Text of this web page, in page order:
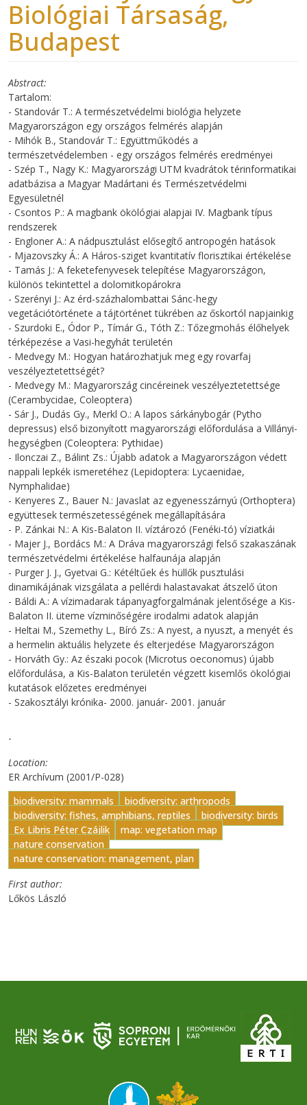
Biológiai Társaság,
Budapest
Abstract
Tartalom:
- Standovár T.: A természetvédelmi biológia helyzete
Magyarországon egy országos felmérés alapján
- Mihók B., Standovár T.: Együttműködés a
természetvédelemben - egy országos felmérés eredményei
- Szép T., Nagy K.: Magyarországi UTM kvadrátok térinformatikai
adatbázisa a Magyar Madártani és Természetvédelmi
Egyesületnél
- Csontos P.: A magbank ökölógiai alapjai IV. Magbank típus
rendszerek
- Engloner A.: A nádpusztulást elősegítő antropogén hatások
- Mjazovszky Á.: A Háros-sziget kvantitatív florisztikai értékelése
- Tamás J.: A feketefenyvesek telepítése Magyarországon,
különös tekintettel a dolomitkopárokra
- Szerényi J.: Az érd-százhalombattai Sánc-hegy
vegetációtörténete a tájtörténet tükrében az őskortól napjainkig
- Szurdoki E., Ódor P., Tímár G., Tóth Z.: Tőzegmohás élőhelyek
térképezése a Vasi-hegyhát területén
- Medvegy M.: Hogyan határozhatjuk meg egy rovarfaj
veszélyeztetettségét?
- Medvegy M.: Magyarország cincéreinek veszélyeztetettsége
(Cerambycidae, Coleoptera)
- Sár J., Dudás Gy., Merkl O.: A lapos sárkánybogár (Pytho
depressus) első bizonyított magyarországi előfordulása a Villányi-
hegységben (Coleoptera: Pythidae)
- Ilonczai Z., Bálint Zs.: Újabb adatok a Magyarországon védett
nappali lepkék ismeretéhez (Lepidoptera: Lycaenidae,
Nymphalidae)
- Kenyeres Z., Bauer N.: Javaslat az egyenesszárnyú (Orthoptera)
együttesek természetességének megállapítására
- P. Zánkai N.: A Kis-Balaton II. víztározó (Fenéki-tó) víziatkái
- Majer J., Bordács M.: A Dráva magyarországi felső szakaszának
természetvédelmi értékelése halfaunája alapján
- Purger J. J., Gyetvai G.: Kétéltűek és hüllők pusztulási
dinamikájának vizsgálata a pellérdi halastavakat átszelő úton
- Báldi A.: A vízimadarak tápanyagforgalmának jelentősége a Kis-
Balaton II. üteme vízminőségére irodalmi adatok alapján
- Heltai M., Szemethy L., Bíró Zs.: A nyest, a nyuszt, a menyét és
a hermelin aktuális helyzete és elterjedése Magyarországon
- Horváth Gy.: Az északi pocok (Microtus oeconomus) újabb
előfordulása, a Kis-Balaton területén végzett kisemlős ökológiai
kutatások előzetes eredményei
- Szakosztályi krónika- 2000. január- 2001. január
-
Location
ER Archívum (2001/P-028)
biodiversity: mammals
biodiversity: arthropods
biodiversity: fishes, amphibians, reptiles
biodiversity: birds
Ex Libris Péter Czájlik
map: vegetation map
nature conservation
nature conservation: management, plan
First author
Lőkös László